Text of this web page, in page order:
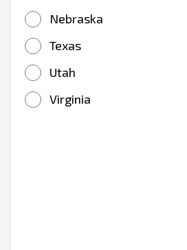
Nebraska
Texas
Utah
Virginia